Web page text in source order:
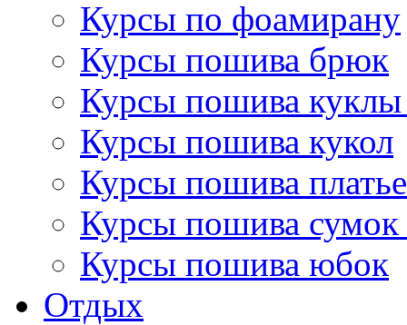
Курсы по фоамирану
Курсы пошива брюк
Курсы пошива
Курсы пошива кукол
Курсы пошива
Курсы пошива сумок
Курсы пошива юбок
Отдых